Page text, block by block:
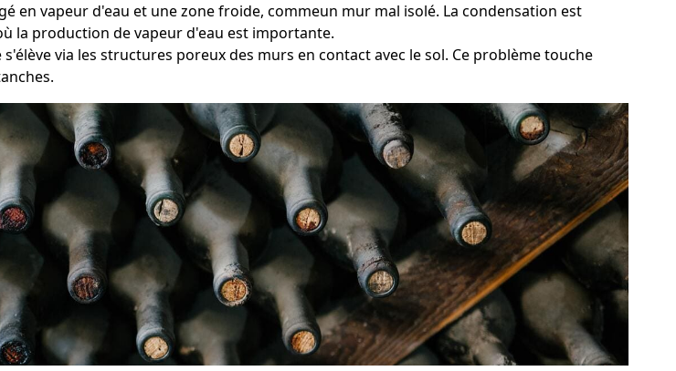
en vapeur d'eau et une zone froide, commeun mur mal isolé. La condensation est
la production de vapeur d'eau est importante.
via les structures poreux des murs en contact avec le sol. Ce problème touche